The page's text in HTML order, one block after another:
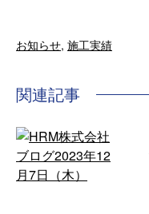
お知らせ, 施工実績
関連記事